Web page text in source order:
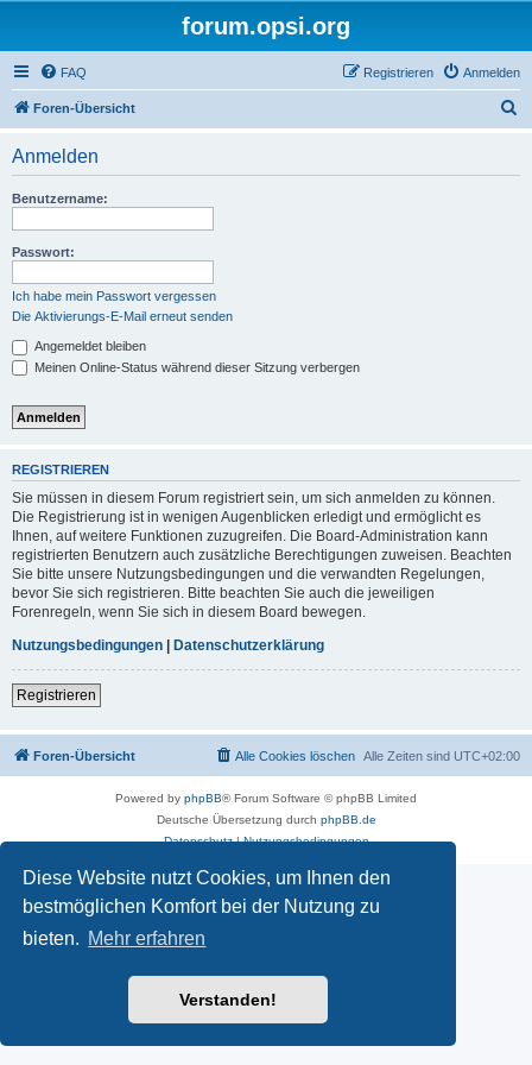
Diese Website nutzt Cookies, um Ihnen den
bestmöglichen Komfort bei der Nutzung zu
bieten. Mehr erfahren
Verstanden!
forum.opsi.org
FAQ Anmelden
Registrieren
Foren-Übersicht
Anmelden
Benutzername:
Passwort:
Ich habe mein Passwort vergessen
Die Aktivierungs-E-Mail erneut senden
Angemeldet bleiben
Meinen Online-Status während dieser Sitzung verbergen
REGISTRIEREN
Sie müssen in diesem Forum registriert sein, um sich anmelden zu können.
Die Registrierung ist in wenigen Augenblicken erledigt und ermöglicht es
Ihnen, auf weitere Funktionen zuzugreifen. Die Board-Administration kann
registrierten Benutzern auch zusätzliche Berechtigungen zuweisen. Beachten
Sie bitte unsere Nutzungsbedingungen und die verwandten Regelungen,
bevor Sie sich registrieren. Bitte beachten Sie auch die jeweiligen
Forenregeln, wenn Sie sich in diesem Board bewegen.
Nutzungsbedingungen | Datenschutzerklärung
Registrieren
Foren-Übersicht Alle Zeiten sind UTC+02:00
Alle Cookies löschen
Powered by phpBB® Forum Software © phpBB Limited
Deutsche Übersetzung durch phpBB.de
Datenschutz|Nutzungsbedingungen